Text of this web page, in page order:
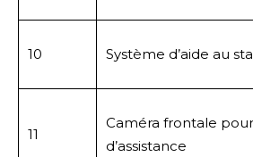
10 Système d’aide au
11
Caméra frontale
d’assistance